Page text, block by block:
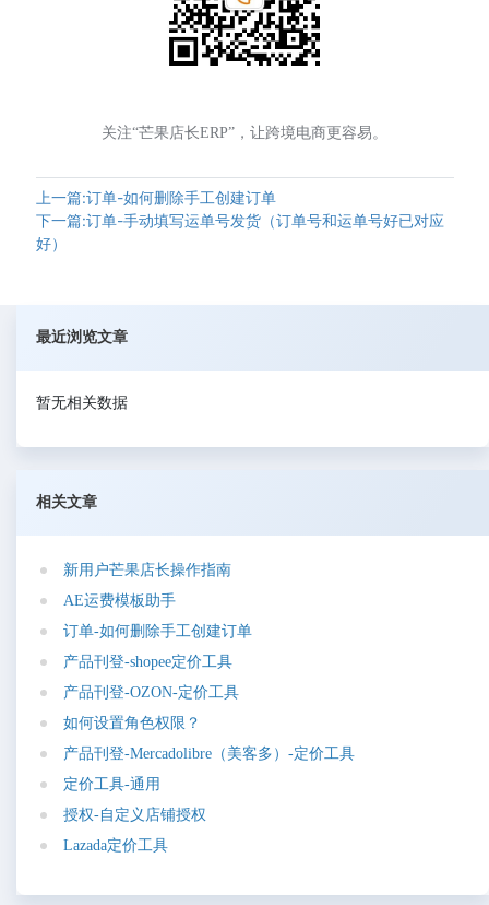
关注“芒果店长ERP”，让跨境电商更容易。
上一篇:订单-如何删除手工创建订单
下一篇:订单-手动填写运单号发货（订单号和运单号好已对应
好）
最近浏览文章
暂无相关数据
相关文章
新用 户芒果店长操作指南
AE运费模板 助手
订单-如何删 除手工创建订单
产品刊登-shopee定价工具
产品刊登-OZON-定价工具
如何设置角色权 限 ？
产品刊登-Mercadolibre （ 美客多 ）-定价工具
定价工具-通 用
授权-自 定 义 店铺授权
Lazada定价工具